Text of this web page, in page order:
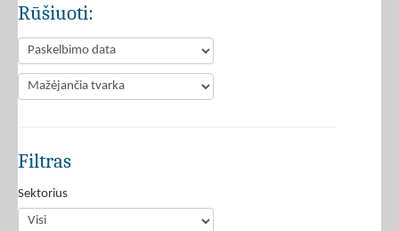
Rūšiuoti:
Filtras
Sektorius